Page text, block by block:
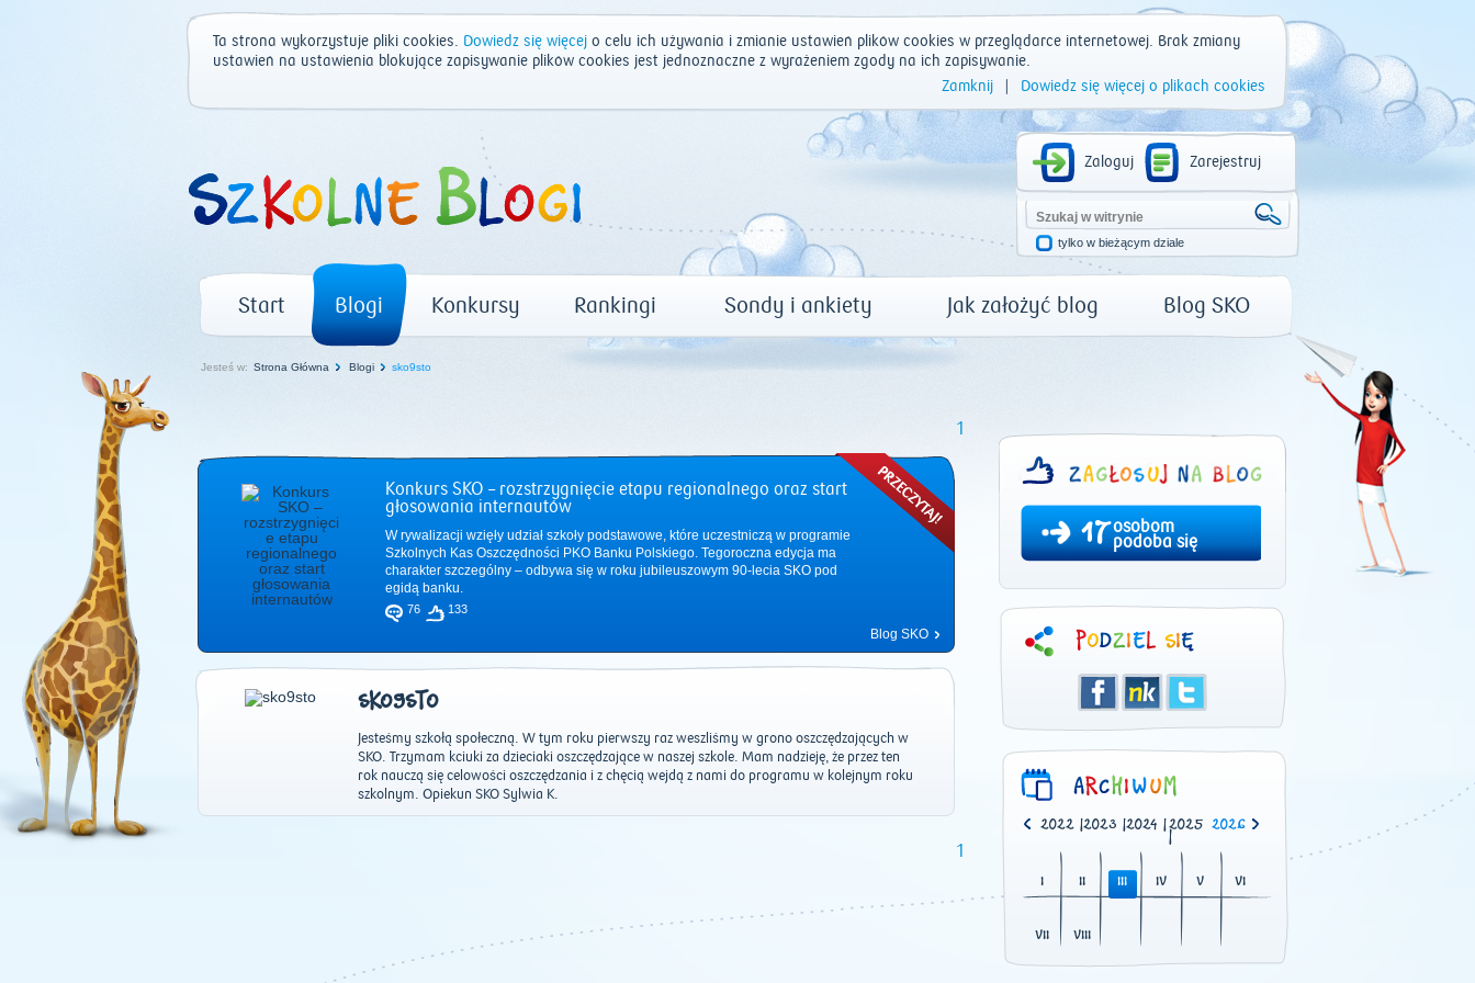
Ta strona wykorzystuje pliki cookies. Dowiedz się więcejo celu ich używania i zmianie ustawień plików cookies w przeglądarce internetowej. Brak zmiany
ustawień na ustawienia blokujące zapisywanie plików cookies jest jednoznaczne z wyrażeniem zgody na ich zapisywanie.
Zamknij
Dowiedz się więcej o plikach cookies
Zaloguj Zarejestruj
tylko w bieżącym dziale
Start Blogi Konkursy Rankingi Sondy i ankiety Jak założyć blog Blog SKO
Jesteś w: Strona Główna Blogi sko9sto
1
Konkurs SKO – rozstrzygnięcie etapu regionalnego oraz start
głosowania internautów
W rywalizacji wzięły udział szkoły podstawowe, które uczestniczą w programie
Szkolnych Kas Oszczędności PKO Banku Polskiego. Tegoroczna edycja ma
charakter szczególny – odbywa się w roku jubileuszowym 90-lecia SKO pod
egidą banku.
76 133
Blog SKO
SKO9STO
Jesteśmy szkołą społeczną. W tym roku pierwszy raz weszliśmy w grono oszczędzających w
SKO. Trzymam kciuki za dzieciaki oszczędzające w naszej szkole. Mam nadzieję, że przez ten
rok nauczą się celowości oszczędzania i z chęcią wejdą z nami do programu w kolejnym roku
szkolnym. Opiekun SKO Sylwia K.
1
17osobom
podoba się
2021| 2022|2023 |2024 |2025
|
2026
I II III IV V VI
VII VIII